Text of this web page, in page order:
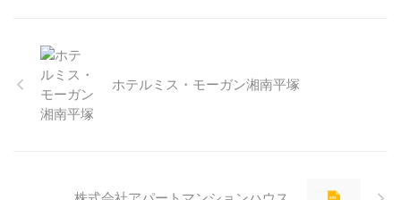
ホテルミス・モーガン湘南平塚